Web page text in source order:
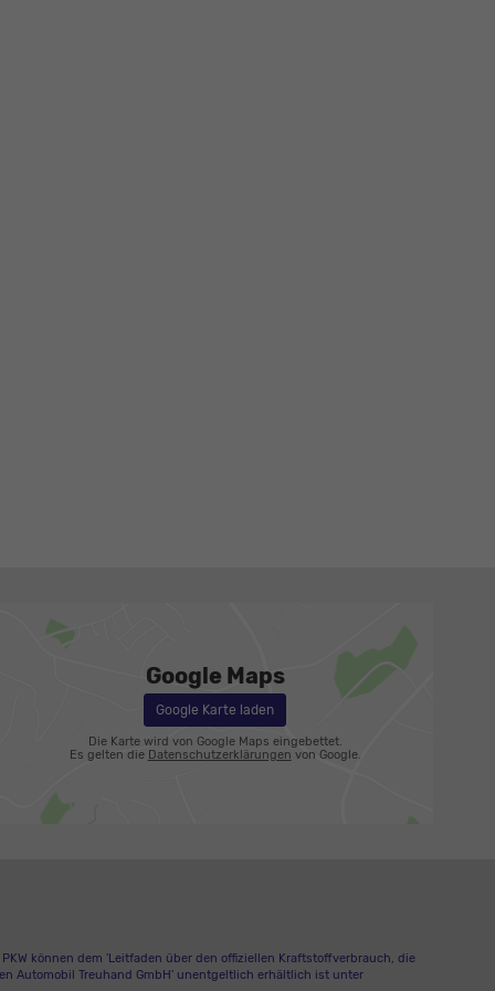
Google Maps
Google Karte laden
Die Karte wird von Google Maps eingebettet.
Es gelten die Datenschutzerklärungen von Google.
können dem 'Leitfaden über den offiziellen Kraftstoffverbrauch, die
Automobil Treuhand GmbH' unentgeltlich erhältlich ist unter